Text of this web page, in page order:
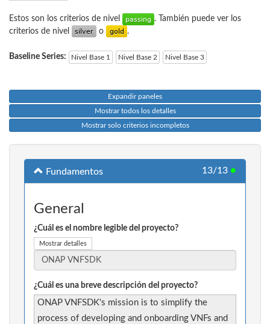
Estos son los criterios de nivel
. También puede ver los
criterios de nivel
o .
Baseline Series: Nivel Base 1 Nivel Base 2 Nivel Base 3
Expandir paneles
Mostrar todos los detalles
Mostrar solo criterios incompletos
Fundamentos 13/13 ●
General
¿Cuál es el nombre legible del proyecto?
Mostrar detalles
¿Cuál es una breve descripción del proyecto?
ONAP VNFSDK's mission is to simplify the
process of developing and onboarding VNFs and